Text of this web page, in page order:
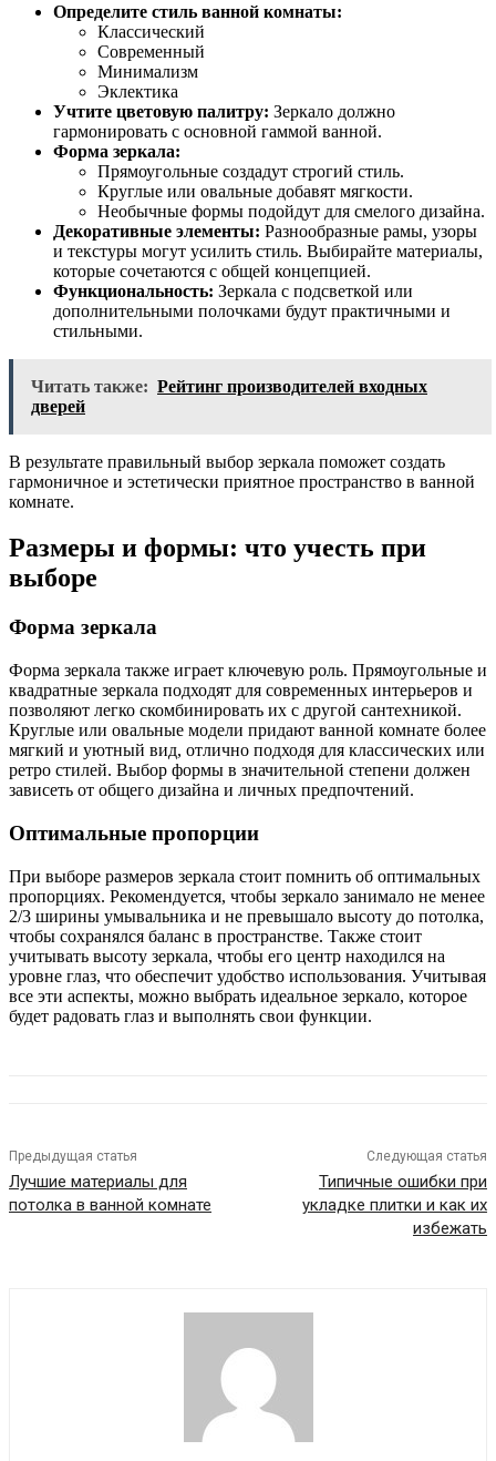
Определите стиль ванной комнаты:
Классический
Современный
Минимализм
Эклектика
Учтите цветовую палитру: Зеркало должно
гармонировать с основной гаммой ванной.
Форма зеркала:
Прямоугольные создадут строгий стиль.
Круглые или овальные добавят мягкости.
Необычные формы подойдут для смелого дизайна.
Декоративные элементы: Разнообразные рамы, узоры
и текстуры могут усилить стиль. Выбирайте материалы,
которые сочетаются с общей концепцией.
Функциональность: Зеркала с подсветкой или
дополнительными полочками будут практичными и
стильными.
Читать также: Рейтинг производителей входных
дверей
В результате правильный выбор зеркала поможет создать
гармоничное и эстетически приятное пространство в ванной
комнате.
Размеры и формы: что учесть при
выборе
Форма зеркала
Форма зеркала также играет ключевую роль. Прямоугольные и
квадратные зеркала подходят для современных интерьеров и
позволяют легко скомбинировать их с другой сантехникой.
Круглые или овальные модели придают ванной комнате более
мягкий и уютный вид, отлично подходя для классических или
ретро стилей. Выбор формы в значительной степени должен
зависеть от общего дизайна и личных предпочтений.
Оптимальные пропорции
При выборе размеров зеркала стоит помнить об оптимальных
пропорциях. Рекомендуется, чтобы зеркало занимало не менее
2/3 ширины умывальника и не превышало высоту до потолка,
чтобы сохранялся баланс в пространстве. Также стоит
учитывать высоту зеркала, чтобы его центр находился на
уровне глаз, что обеспечит удобство использования. Учитывая
все эти аспекты, можно выбрать идеальное зеркало, которое
будет радовать глаз и выполнять свои функции.
Предыдущая статья
Лучшие материалы для
потолка в ванной комнате
Следующая статья
Типичные ошибки при
укладке плитки и как их
избежать